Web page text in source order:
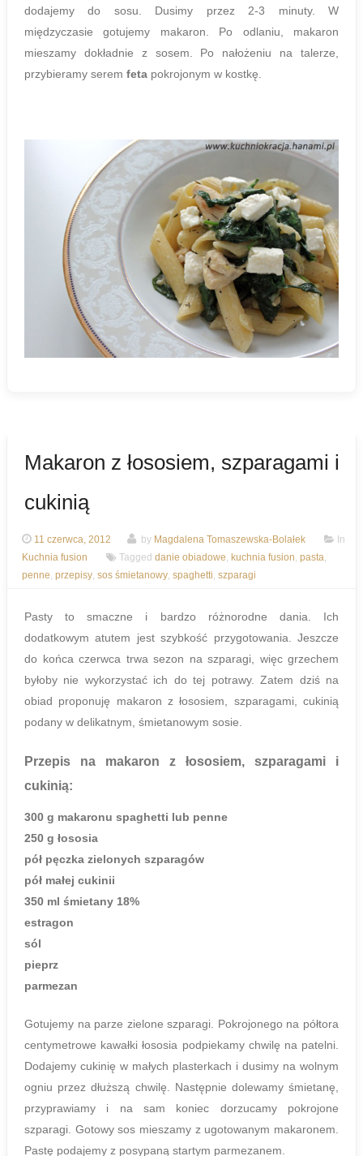
dodajemy do sosu. Dusimy przez 2-3 minuty. W
międzyczasie gotujemy makaron. Po odlaniu, makaron
mieszamy dokładnie z sosem. Po nałożeniu na talerze,
przybieramy serem feta pokrojonym w kostkę.
Makaron z łososiem, szparagami i
cukinią
11 czerwca, 2012 by Magdalena Tomaszewska-Bolałek
In
Kuchnia fusion
Tagged danie obiadowe, kuchnia fusion, pasta,
penne, przepisy, sos śmietanowy, spaghetti, szparagi
Pasty to smaczne i bardzo różnorodne dania. Ich
dodatkowym atutem jest szybkość przygotowania. Jeszcze
do końca czerwca trwa sezon na szparagi, więc grzechem
byłoby nie wykorzystać ich do tej potrawy. Zatem dziś na
obiad proponuję makaron z łososiem, szparagami, cukinią
podany w delikatnym, śmietanowym sosie.
Przepis na makaron z łososiem, szparagami i
cukinią:
300 g makaronu spaghetti lub penne
250 g łososia
pół pęczka zielonych szparagów
pół małej cukinii
350 ml śmietany 18%
estragon
sól
pieprz
parmezan
Gotujemy na parze zielone szparagi. Pokrojonego na półtora
centymetrowe kawałki łososia podpiekamy chwilę na patelni.
Dodajemy cukinię w małych plasterkach i dusimy na wolnym
ogniu przez dłuższą chwilę. Następnie dolewamy śmietanę,
przyprawiamy i na sam koniec dorzucamy pokrojone
szparagi. Gotowy sos mieszamy z ugotowanym makaronem.
Pastę podajemy z posypaną startym parmezanem.